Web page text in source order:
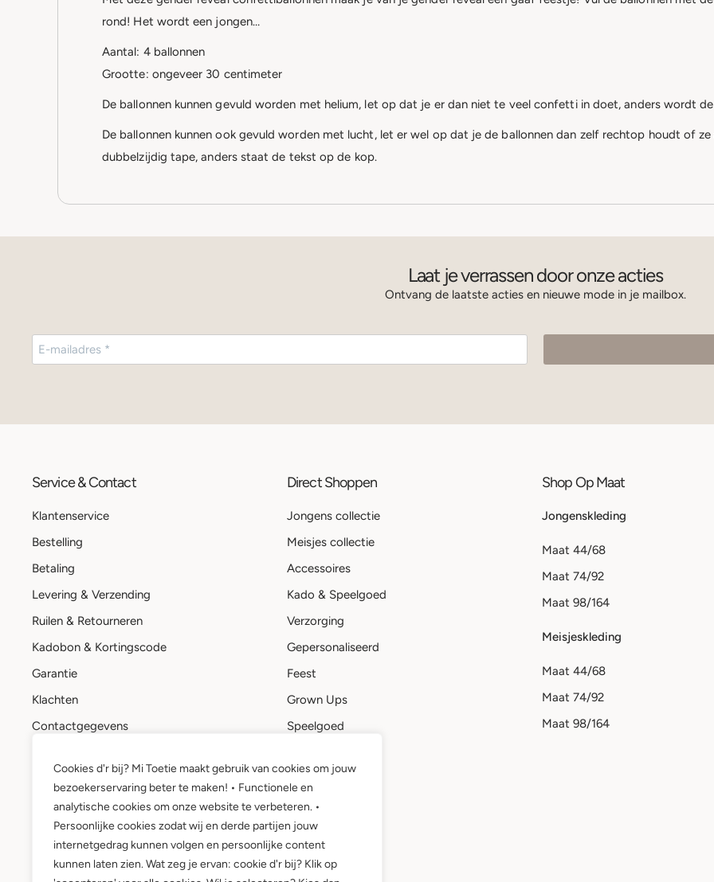
Cookies d'r bij? Mi Toetie maakt gebruik van cookies om jouw
bezoekerservaring beter te maken! • Functionele en
analytische cookies om onze website te verbeteren. •
Persoonlijke cookies zodat wij en derde partijen jouw
internetgedrag kunnen volgen en persoonlijke content
kunnen laten zien. Wat zeg je ervan: cookie d'r bij? Klik op
rond! Het wordt een jongen…
Aantal: 4 ballonnen
Grootte: ongeveer 30 centimeter
De ballonnen kunnen gevuld worden met helium, let op dat je er dan niet te veel confetti in doet, anders wordt
De ballonnen kunnen ook gevuld worden met lucht, let er wel op dat je de ballonnen dan zelf rechtop houdt of
dubbelzijdig tape, anders staat de tekst op de kop.
Laat je verrassen door onze acties
Ontvang de laatste acties en nieuwe mode in je mailbox.
Service & Contact
Klantenservice
Bestelling
Betaling
Levering & Verzending
Ruilen & Retourneren
Kadobon & Kortingscode
Garantie
Klachten
Contactgegevens
Mi Toetie account
Wie is Mi Toetie?
Direct Shoppen
Jongens collectie
Meisjes collectie
Accessoires
Kado & Speelgoed
Verzorging
Gepersonaliseerd
Feest
Grown Ups
Speelgoed
Shop Op Maat
Jongenskleding
Maat 44/68
Maat 74/92
Maat 98/164
Meisjeskleding
Maat 44/68
Maat 74/92
Maat 98/164